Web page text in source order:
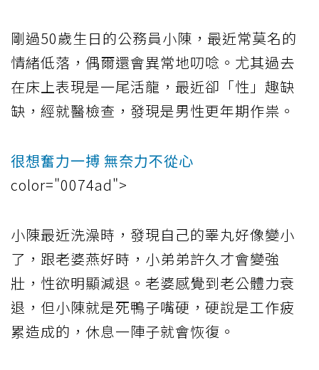
剛過50歲生日的公務員小陳，最近常莫名的
情緒低落，偶爾還會異常地叨唸。尤其過去
在床上表現是一尾活龍，最近卻「性」趣缺
缺，經就醫檢查，發現是男性更年期作祟。
很想奮力一搏 無奈力不從心
color="0074ad">
小陳最近洗澡時，發現自己的睪丸好像變小
了，跟老婆燕好時，小弟弟許久才會變強
壯，性欲明顯減退。老婆感覺到老公體力衰
退，但小陳就是死鴨子嘴硬，硬說是工作疲
累造成的，休息一陣子就會恢復。